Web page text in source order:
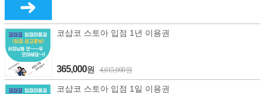
코샵코 스토아 입점 1년 이용권
365,000원 4,015,000원
코샵코 스토아 입점 1일 이용권